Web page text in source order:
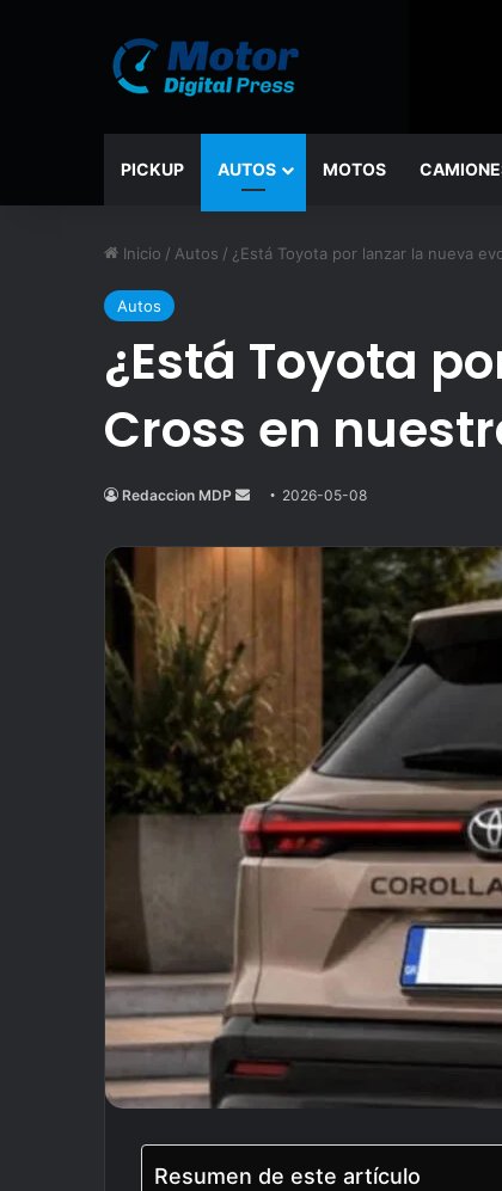
PICKUP AUTOS MOTOS
Inicio / Autos / ¿Está Toyota por lanzar la nueva
Autos
¿Está Toyota
Cross en
Redaccion MDP
Send
email
2026-05-08
Resumen de este artículo